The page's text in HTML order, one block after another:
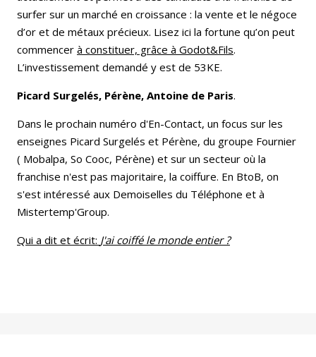
surfer sur un marché en croissance : la vente et le négoce
d’or et de métaux précieux. Lisez ici la fortune qu’on peut
commencer à constituer, grâce à Godot&Fils.
L’investissement demandé y est de 53KE.
Picard Surgelés, Pérène, Antoine de Paris.
Dans le prochain numéro d'En-Contact, un focus sur les
enseignes Picard Surgelés et Pérène, du groupe Fournier
( Mobalpa, So Cooc, Pérène) et sur un secteur où la
franchise n'est pas majoritaire, la coiffure. En BtoB, on
s'est intéressé aux Demoiselles du Téléphone et à
Mistertemp'Group.
Qui a dit et écrit: J'ai coiffé le monde entier ?